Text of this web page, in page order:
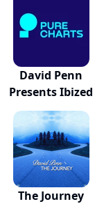
David Penn
Presents Ibized
The Journey